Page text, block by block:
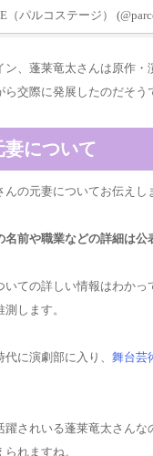
（パルコステージ）
ン、蓬莱竜太さんは原作・
ら交際に発展したのだそう
について
の元妻についてお伝えし
名前や職業などの詳細は公
いての詳しい情報はわかっ
測 します。
に演劇部に入り、 舞台芸
躍されいる蓬莱竜太さんな
れますね。